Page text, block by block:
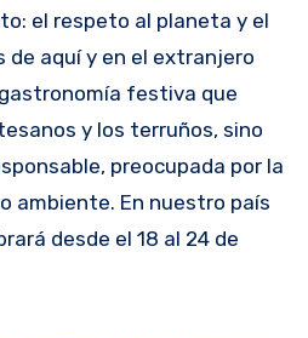
el respeto al planeta y el
de aquí y en el extranjero
festiva que
y los terruños, sino
preocupada por la
ambiente. En nuestro país
desde el 18 al 24 de